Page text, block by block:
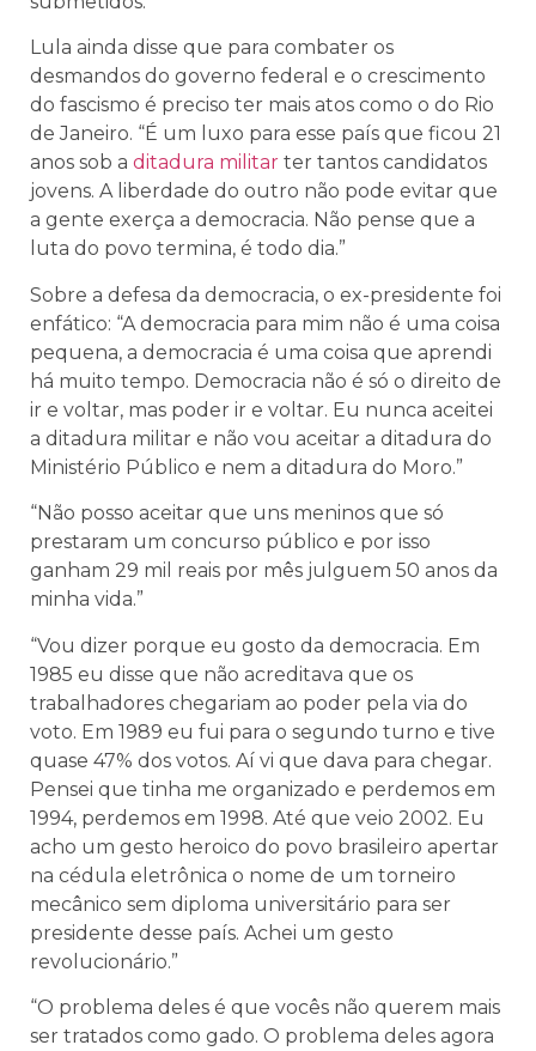
Lula ainda disse que para combater os
desmandos do governo federal e o crescimento
do fascismo é preciso ter mais atos como o do Rio
de Janeiro. “É um luxo para esse país que ficou 21
anos sob a ditadura militar ter tantos candidatos
jovens. A liberdade do outro não pode evitar que
a gente exerça a democracia. Não pense que a
luta do povo termina, é todo dia.”
Sobre a defesa da democracia, o ex-presidente foi
enfático: “A democracia para mim não é uma coisa
pequena, a democracia é uma coisa que aprendi
há muito tempo. Democracia não é só o direito de
ir e voltar, mas poder ir e voltar. Eu nunca aceitei
a ditadura militar e não vou aceitar a ditadura do
Ministério Público e nem a ditadura do Moro.”
“Não posso aceitar que uns meninos que só
prestaram um concurso público e por isso
ganham 29 mil reais por mês julguem 50 anos da
minha vida.”
“Vou dizer porque eu gosto da democracia. Em
1985 eu disse que não acreditava que os
trabalhadores chegariam ao poder pela via do
voto. Em 1989 eu fui para o segundo turno e tive
quase 47% dos votos. Aí vi que dava para chegar.
Pensei que tinha me organizado e perdemos em
1994, perdemos em 1998. Até que veio 2002. Eu
acho um gesto heroico do povo brasileiro apertar
na cédula eletrônica o nome de um torneiro
mecânico sem diploma universitário para ser
presidente desse país. Achei um gesto
revolucionário.”
“O problema deles é que vocês não querem mais
ser tratados como gado. O problema deles agora